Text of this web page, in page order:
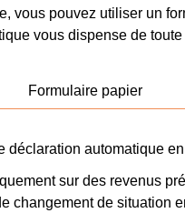
vous pouvez utiliser un
vous dispense de
Formulaire papier
déclaration automatique
sur des revenus
changement de situation